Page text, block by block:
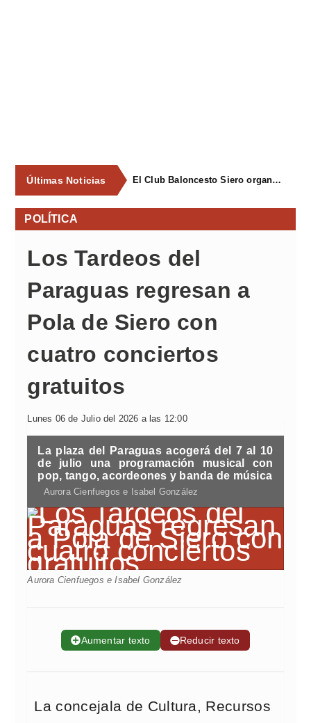
Últimas Noticias El Club Baloncesto Siero organizará su primer campus para niños del 1 al 4 de septiembre en Pola de Siero
POLÍTICA
Los Tardeos del
Paraguas regresan a
Pola de Siero con
cuatro conciertos
gratuitos
Lunes 06 de Julio del 2026 a las 12:00
La plaza del Paraguas acogerá del 7 al 10
de julio una programación musical con
pop, tango, acordeones y banda de música
Aurora Cienfuegos e Isabel González
Aurora Cienfuegos e Isabel González
➕Aumentar texto ➖Reducir texto
La concejala de Cultura, Recursos